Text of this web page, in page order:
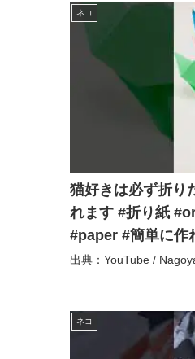
ネコ
猫好きは必ず折り
れます #折り紙
#paper #簡単に作
コ#cat –
出典：YouTube /
ネコ